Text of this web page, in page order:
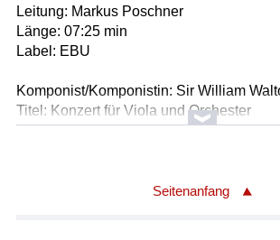
Leitung: Markus Poschner
Länge: 07:25 min
Label: EBU
Komponist/Komponistin: Sir William
Titel: Konzert für Viola und Orchester
* Andante comodo - 1.Satz
Seitenanfang